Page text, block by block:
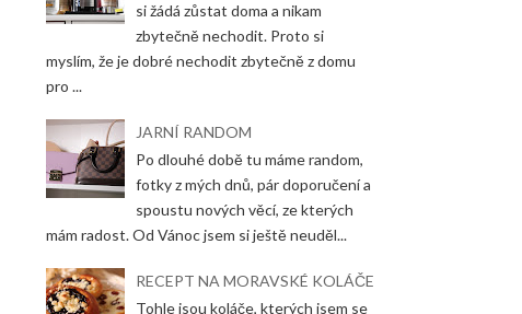
si žádá zůstat doma a nikam
zbytečně nechodit. Proto si
myslím, že je dobré nechodit zbytečně z domu
pro ...
JARNÍ RANDOM
Po dlouhé době tu máme random,
fotky z mých dnů, pár doporučení a
spoustu nových věcí, ze kterých
mám radost. Od Vánoc jsem si ještě neuděl...
RECEPT NA MORAVSKÉ KOLÁČE
Tohle jsou koláče, kterých jsem se